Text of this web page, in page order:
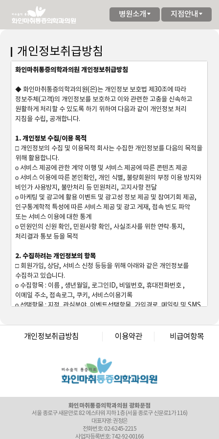
병원소개 지점안내
개인정보취급방침
화인마취통증의학과의원 개인정보취급방침
◆ 화인마취통증의학과의원(은)는 개인정보 보호법 제30조에 따라
정보주체(고객)의 개인정보를 보호하고 이와 관련한 고충을 신속하고
원활하게 처리할 수 있도록 하기 위하여 다음과 같이 개인정보 처리
지침을 수립, 공개합니다.
1. 개인정보 수집/이용 목적
□ 개인정보의 수집 및 이용목적 회사는 수집한 개인정보를 다음의 목적을
위해 활용합니다.
ο 서비스 제공에 관한 계약 이행 및 서비스 제공에 따른 콘텐츠 제공
ο 서비스 이용에 따른 본인확인, 개인 식별, 불량회원의 부정 이용 방지와
비인가 사용방지, 불만처리 등 민원처리, 고지사항 전달
ο 마케팅 및 광고에 활용 이벤트 및 광고성 정보 제공 및 참여기회 제공,
인구통계학적 특성에 따른 서비스 제공 및 광고 게재, 접속 빈도 파악
또는 서비스 이용에 대한 통계
ο 민원인의 신원 확인, 민원사항 확인, 사실조사를 위한 연락·통지,
처리결과 통보 등을 목적
2. 수집하려는 개인정보의 항목
□ 회원가입, 상담, 서비스 신청 등등을 위해 아래와 같은 개인정보를
수집하고 있습니다.
ο 수집항목 : 이름 , 생년월일, 로그인ID, 비밀번호, 휴대전화번호 ,
이메일 주소, 접속로그, 쿠키, 서비스이용기록
ο 선택항목 : 지점, 관심분야, 이벤트선택항목, 가입경로, 메일링 및 SMS
ο 보유기간 : 별도 수신거부 또는 회원탈퇴를 요청하기 전까지 준영구
ο 개인정보 수집방법 : 홈페이지(회원가입, 상담게시판, 예약게시판,
3. 개인정보의 보유 및 이용기간
① <회사>은(는) 정보주체로부터 개인정보를 수집할 때 동의 받은
개인정보 보유ㆍ이용기간 또는 법령에 따른 개인정보 보유ㆍ이용기간
② 구체적인 개인정보 처리 및 보유 기간은 다음과 같습니다.
ο 고객 가입 및 관리 : 서비스 이용계약 또는 해지시까지, 다만
채권ㆍ채무관계 잔존시에는 해당 채권ㆍ채무관계 정산시까지
ο 전자상거래에서의 계약ㆍ청약철회, 대금결제, 재화 등 공급기록 : 5년
개인정보취급방침 이용약관 비급여항목
대표자명: 윤경섭
서울 강남구 테헤란로 405 BGF 사옥 빌딩 3층 (서울 강남구 삼성동 141-32)
대표자명: 이정욱
화인마취통증의학과의원 광화문점
서울 종로구 새문안로 82 에스타워 지하 1층 (서울 종로구 신문로1가 116)
대표자명: 권정은
전화번호: 02-6245-2215
사업자등록번호: 742-92-00166